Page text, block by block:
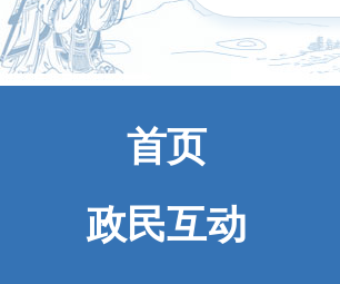
首页
政民互动